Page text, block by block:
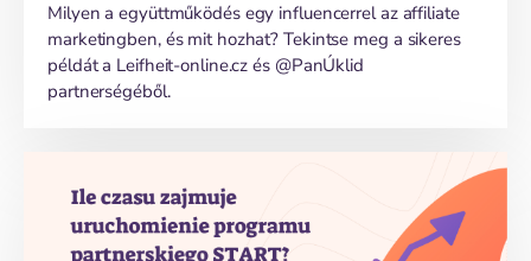
Milyen a együttműködés egy influencerrel az affiliate
marketingben, és mit hozhat? Tekintse meg a sikeres
példát a Leifheit-online.cz és @PanÚklid
partnerségéből.